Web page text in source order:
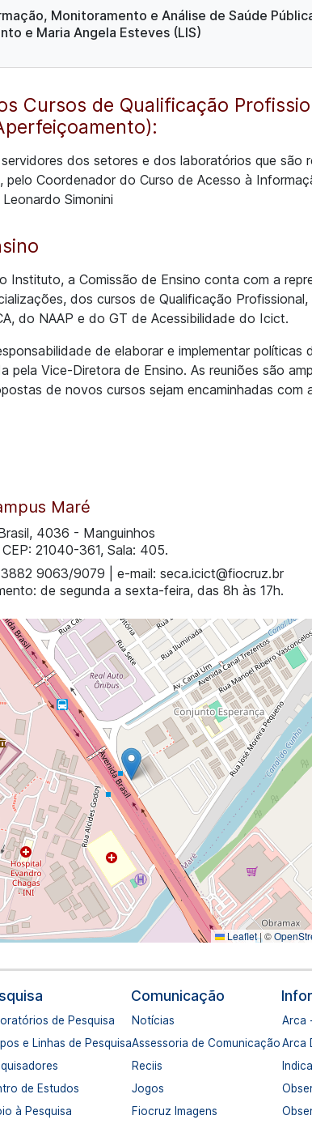
Monitoramento e Análise de Saúde
e Maria Angela Esteves (LIS)
Cursos de Qualificação
dos setores e dos laboratórios que são
pelo Coordenador do Curso de Acesso à
Simonini
Instituto, a Comissão de Ensino conta com a
dos cursos de Qualificação
do NAAP e do GT de Acessibilidade do Icict.
de elaborar e implementar políticas
pela Vice-Diretora de Ensino. As reuniões são
de novos cursos sejam encaminhadas com
Maré
4036 - Manguinhos
21040-361, Sala: 405.
9063/9079 | e-mail: seca.icict@fiocruz.br
de segunda a sexta-feira, das 8h às 17h.
Leaflet|©
de Pesquisa
e Linhas de Pesquisa
de Estudos
à Pesquisa
Comunicação
Notícias
Assessoria de Comunicação
Reciis
Jogos
Fiocruz Imagens
Arca
Arca